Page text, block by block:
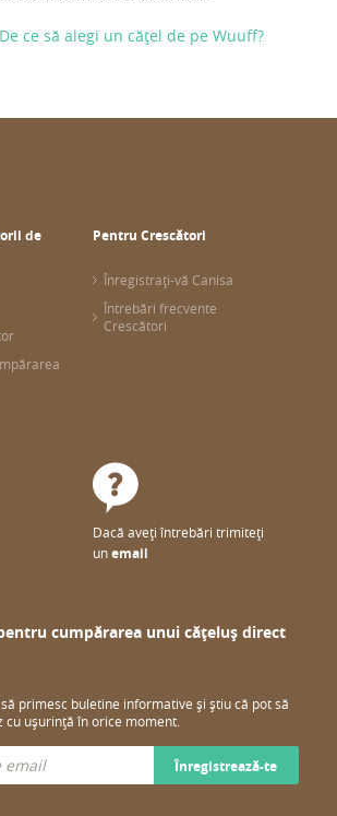
De ce să alegi un cățel de pe Wuuff?
de
Pentru Crescători
Înregistrați-vă Canisa
Întrebări frecvente
Crescători
Dacă aveți întrebări trimiteți
unemail
cumpărarea unui cățeluș direct
primesc buletine informative și știu că pot să
cu ușurință în orice moment.
Înregistrează-te